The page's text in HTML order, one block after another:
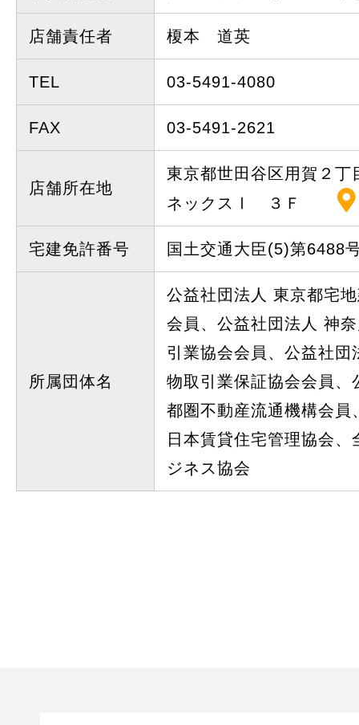
店舗責任者 榎本 道英
TEL 03-5491-4080
FAX 03-5491-2621
店舗所在地
東京都世田谷区用賀２丁
ネックスⅠ ３Ｆ
宅建免許番号 国土交通大臣(5)第6488
所属団体名
公益社団法人 東京都宅
会員、公益社団法人 神
引業協会会員、公益社団
物取引業保証協会会員、
都圏不動産流通機構会員
日本賃貸住宅管理協会、
ジネス協会